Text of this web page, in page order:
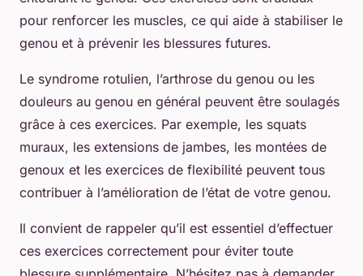
pour renforcer les muscles, ce qui aide à stabiliser le
genou et à prévenir les blessures futures.
Le syndrome rotulien, l’arthrose du genou ou les
douleurs au genou en général peuvent être soulagés
grâce à ces exercices. Par exemple, les squats
muraux, les extensions de jambes, les montées de
genoux et les exercices de flexibilité peuvent tous
contribuer à l’amélioration de l’état de votre genou.
Il convient de rappeler qu’il est essentiel d’effectuer
ces exercices correctement pour éviter toute